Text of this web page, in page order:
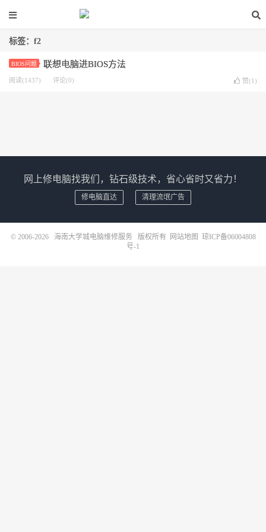
标签：f2
BIOS问题 联想电脑进BIOS方法
阅读(1437) 评论(0) 赞(1 )
网上修电脑找我们，钻石级技术，省心省时又省力！
修电脑直达 清理流氓广告
© 2006-2026 海南大学城电脑维修服务 版权所有 网站地图 琼ICP备06004808
号-1